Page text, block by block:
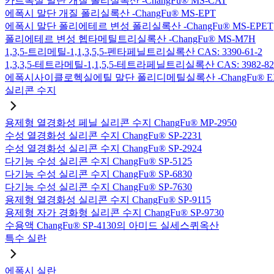
에폭시 말단 개질 폴리실록산 -ChangFu® MS-EPT
에폭시 말단 폴리에테르 변성 폴리실록산 -ChangFu® MS-EPET
폴리에테르 변성 헵타메틸트리실록산 -ChangFu® MS-M7H
1,3,5-트리메틸-1,1,3,5,5-펜타페닐트리실록산 CAS: 3390-61-2
1,3,3,5-테트라메틸-1,1,5,5-테트라페닐트리실록산 CAS: 3982-
에폭시사이클로헥실에틸 말단 폴리디메틸실록산 -ChangFu®
실리콘 수지
용제형 열경화성 페닐 실리콘 수지 ChangFu® MP-2950
수성 열경화성 실리콘 수지 ChangFu® SP-2231
수성 열경화성 실리콘 수지 ChangFu® SP-2924
다기능 수성 실리콘 수지 ChangFu® SP-5125
다기능 수성 실리콘 수지 ChangFu® SP-6830
다기능 수성 실리콘 수지 ChangFu® SP-7630
용제형 열경화성 실리콘 수지 ChangFu® SP-9115
용제형 자가 경화형 실리콘 수지 ChangFu® SP-9730
수용액 ChangFu® SP-4130의 아미드 실세스퀴옥산
특수 실란
에폭시 실란